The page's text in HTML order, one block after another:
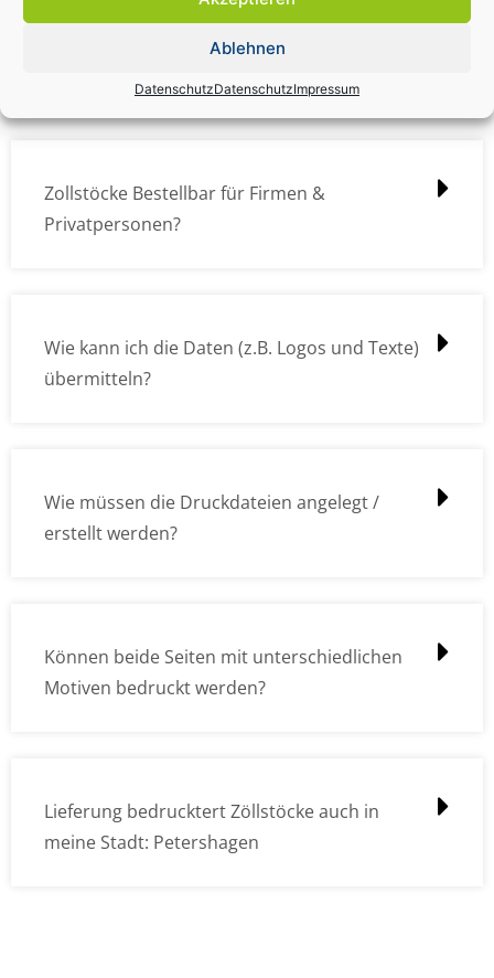
Ablehnen
DatenschutzDatenschutzImpressum
Zollstock Druckdatencheck / Profidatencheck
Zollstöcke Bestellbar für Firmen &
Privatpersonen?
Wie kann ich die Daten (z.B. Logos und Texte)
übermitteln?
Wie müssen die Druckdateien angelegt /
erstellt werden?
Können beide Seiten mit unterschiedlichen
Motiven bedruckt werden?
Lieferung bedrucktert Zöllstöcke auch in
meine Stadt: Petershagen